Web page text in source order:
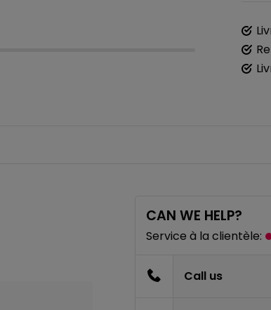
CAN WE HELP?
Service à la clientèle:
Call us